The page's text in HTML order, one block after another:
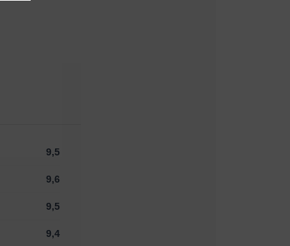
9,5
9,6
9,5
9,4